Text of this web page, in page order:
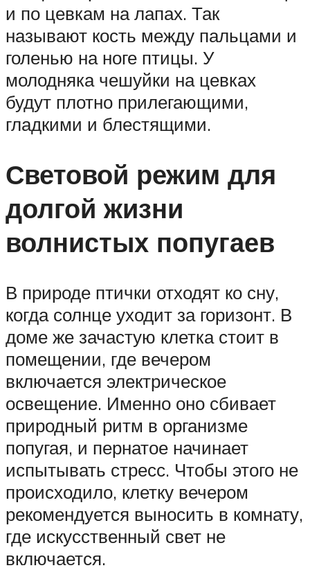
и по цевкам на лапах. Так
называют кость между пальцами и
голенью на ноге птицы. У
молодняка чешуйки на цевках
будут плотно прилегающими,
гладкими и блестящими.
Световой режим для
долгой жизни
волнистых попугаев
В природе птички отходят ко сну,
когда солнце уходит за горизонт. В
доме же зачастую клетка стоит в
помещении, где вечером
включается электрическое
освещение. Именно оно сбивает
природный ритм в организме
попугая, и пернатое начинает
испытывать стресс. Чтобы этого не
происходило, клетку вечером
рекомендуется выносить в комнату,
где искусственный свет не
включается.